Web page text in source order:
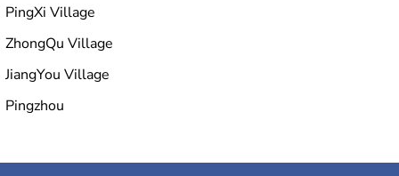
PingXi Village
ZhongQu Village
JiangYou Village
Pingzhou